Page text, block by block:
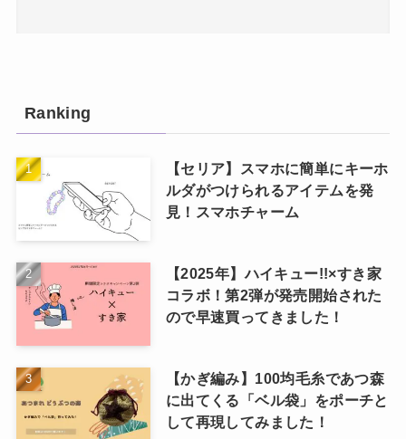
Ranking
【セリア】スマホに簡単にキーホ
ルダがつけられるアイテムを発
見！スマホチャーム
【2025年】ハイキュー!!×すき家
コラボ！第2弾が発売開始された
ので早速買ってきました！
【かぎ編み】100均毛糸であつ森
に出てくる「ベル袋」をポーチと
して再現してみました！